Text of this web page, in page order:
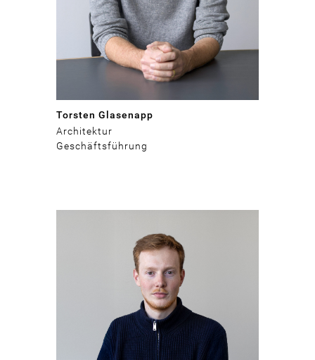
Torsten Glasenapp
Architektur
Geschäftsführung